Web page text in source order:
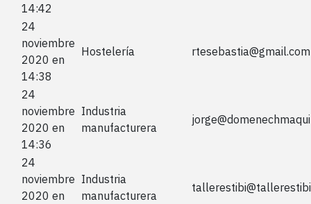
14:42
24
noviembre
2020 en
14:38
Hostelería rtesebastia@gmail.com
24
noviembre
2020 en
14:36
Industria
manufacturera
24
noviembre
2020 en
Industria
manufacturera